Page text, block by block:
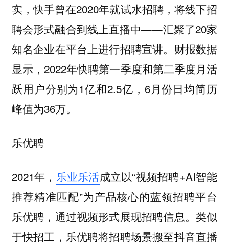
实，快手曾在2020年就试水招聘，将线下招
聘会形式融合到线上直播中——汇聚了20家
知名企业在平台上进行招聘宣讲。财报数据
显示，2022年快聘第一季度和第二季度月活
跃用户分别为1亿和2.5亿，6月份日均简历
峰值为36万。
乐优聘
2021年， 乐业乐活成立以“视频招聘+AI智能
推荐精准匹配”为产品核心的蓝领招聘平台
乐优聘，通过视频形式展现招聘信息。类似
于快招工，乐优聘将招聘场景搬至抖音直播